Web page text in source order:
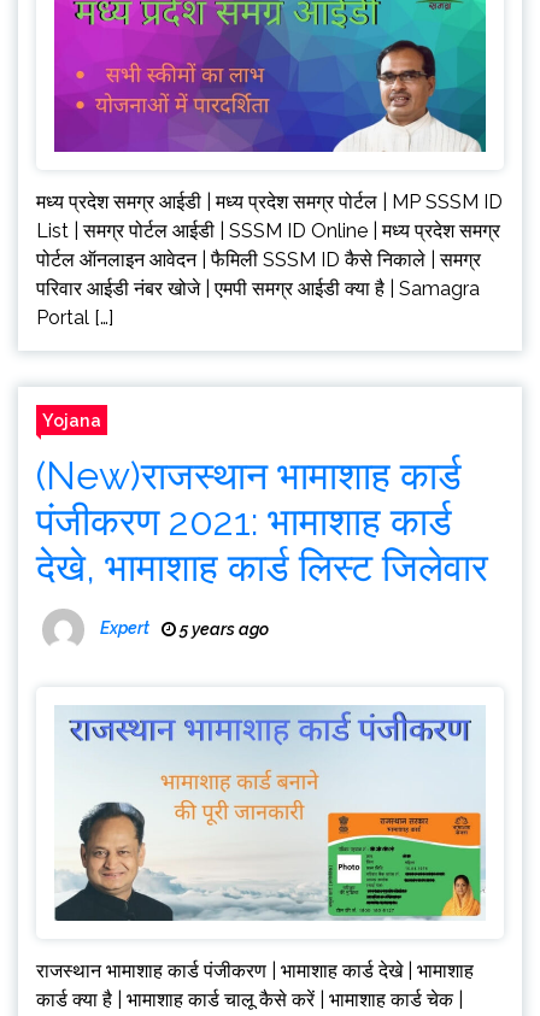
मध्य प्रदेश समग्र आईडी | मध्य प्रदेश समग्र पोर्टल | MP SSSM ID
List | समग्र पोर्टल आईडी | SSSM ID Online | मध्य प्रदेश समग्र
पोर्टल ऑनलाइन आवेदन | फैमिली SSSM ID कैसे निकाले | समग्र
परिवार आईडी नंबर खोजे | एमपी समग्र आईडी क्या है | Samagra
Portal […]
Yojana
(New)राजस्थान भामाशाह कार्ड
पंजीकरण 2021: भामाशाह कार्ड
देखे, भामाशाह कार्ड लिस्ट जिलेवार
Expert 5 years ago
राजस्थान भामाशाह कार्ड पंजीकरण | भामाशाह कार्ड देखे | भामाशाह
कार्ड क्या है | भामाशाह कार्ड चालू कैसे करें | भामाशाह कार्ड चेक |